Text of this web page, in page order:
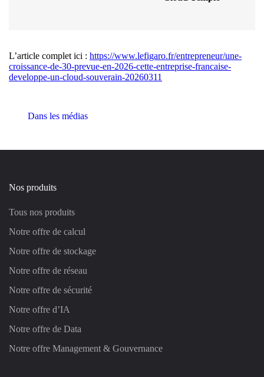
L’article complet ici : https://www.lefigaro.fr/entrepreneur/une-
croissance-de-30-prevue-en-2026-cette-entreprise-francaise-
developpe-un-cloud-souverain-20260311
Dans les médias
Nos produits
Tous nos produits
Notre offre de calcul
Notre offre de stockage
Notre offre de réseau
Notre offre de sécurité
Notre offre d’IA
Notre offre de Data
Notre offre Management & Gouvernance